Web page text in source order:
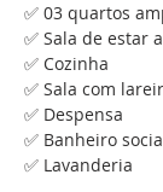
✅ 03 quartos
✅ Sala de estar
✅ Cozinha
✅ Sala com
✅ Despensa
✅ Banheiro
✅ Lavanderia